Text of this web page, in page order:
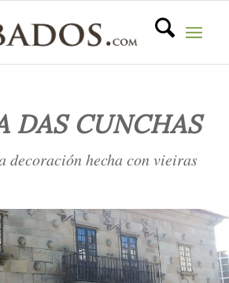
DAS CUNCHAS
decoración hecha con vieiras